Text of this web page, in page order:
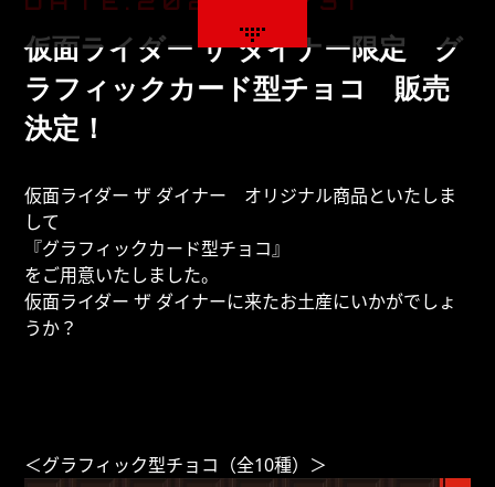
仮面ライダー ザ ダイナー限定 グ
ラフィックカード型チョコ 販売
決定！
仮面ライダー ザ ダイナー オリジナル商品といたしま
して
『グラフィックカード型チョコ』
をご用意いたしました。
仮面ライダー ザ ダイナーに来たお土産にいかがでしょ
うか？
＜グラフィック型チョコ（全10種）＞